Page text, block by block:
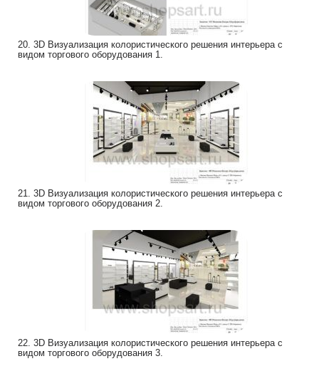
20. 3D Визуализация колористического решения интерьера с
видом торгового оборудования 1.
21. 3D Визуализация колористического решения интерьера с
видом торгового оборудования 2.
22. 3D Визуализация колористического решения интерьера с
видом торгового оборудования 3.